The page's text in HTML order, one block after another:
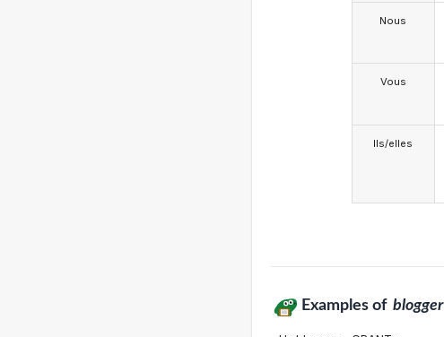
Nous
Vous
Ils/elles
Examples of blogger